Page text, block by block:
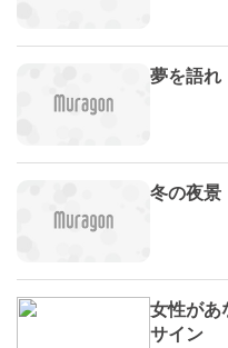
夢を語れ
冬の夜景
女性があ
サイン